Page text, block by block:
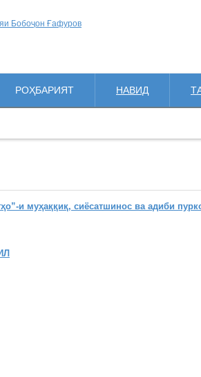
РОҲБАРИЯТ НАВИД
муҳаққиқ, сиёсатшинос ва адиби